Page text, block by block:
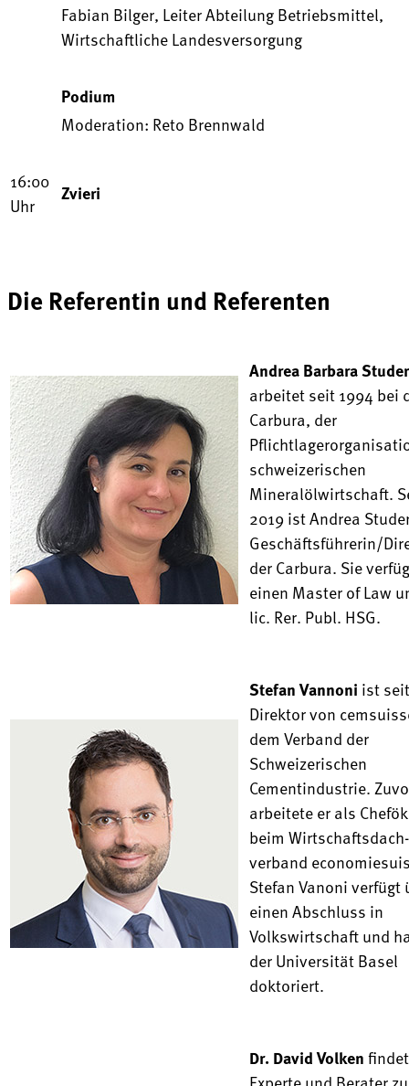
Fabian Bilger, Leiter Abteilung Betriebsmittel,
Wirtschaftliche Landesversorgung
Podium
Moderation: Reto Brennwald
16:00
Uhr
Zvieri
Die Referentin und Referenten
Andrea Barbara Studer
arbeitet seit 1994 bei
Carbura, der
schweizerischen
Mineralölwirtschaft.
2019 ist Andrea
Geschäftsführerin/
der Carbura. Sie
einen Master of Law
lic. Rer. Publ. HSG.
Stefan Vannoni ist
Direktor von
dem Verband der
Schweizerischen
Cementindustrie.
arbeitete er als
beim Wirtschafts­dach­
verband
Stefan Vanoni verfügt
einen Abschluss in
Volkswirtschaft und
der Universität Basel
doktoriert.
Dr. David Volken